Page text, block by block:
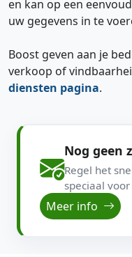
en kan op een
uw gegevens in te
Boost geven aan je
verkoop of
diensten pagina.
Nog geen
Regel het
speciaal
Meer info